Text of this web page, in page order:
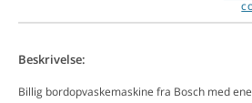
TYPE-Nummer:
Beskrivelse:
Billig bordopvaskemaskine fra Bosch med